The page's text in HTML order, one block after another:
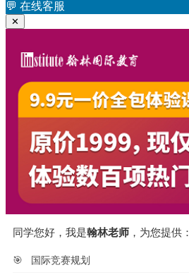
航
文
💬 在线客服
✕
同学您好，我是翰林老师 ，为您提供：
🎯 国际竞赛规划